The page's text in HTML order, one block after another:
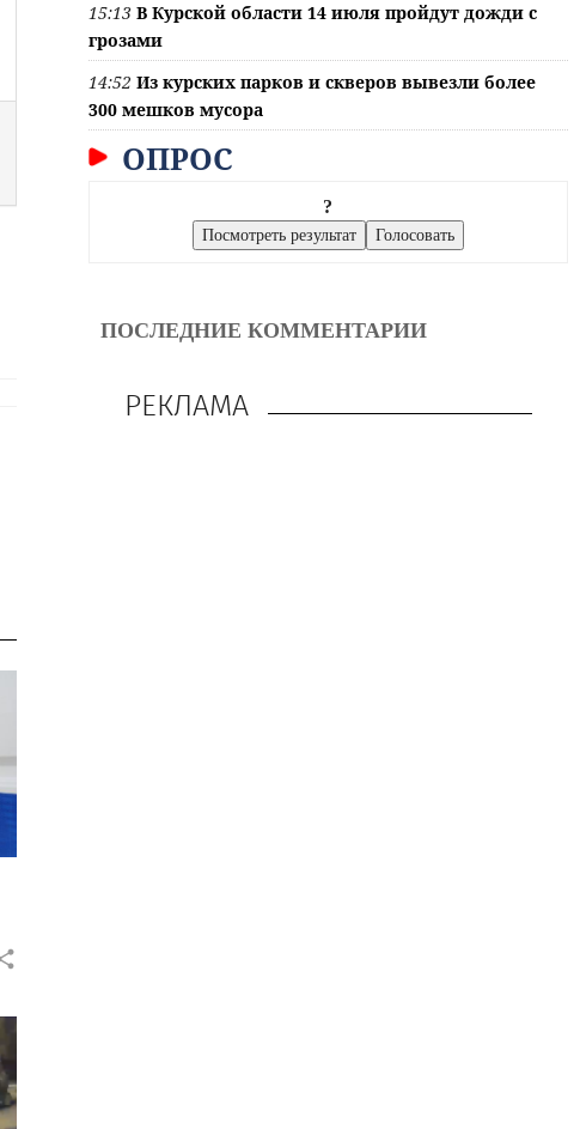
15:13 В Курской области 14 июля пройдут дожди с
грозами
14:52 Из курских парков и скверов вывезли более
300 мешков мусора
ОПРОС
?
ПОСЛЕДНИЕ КОММЕНТАРИИ
РЕКЛАМА